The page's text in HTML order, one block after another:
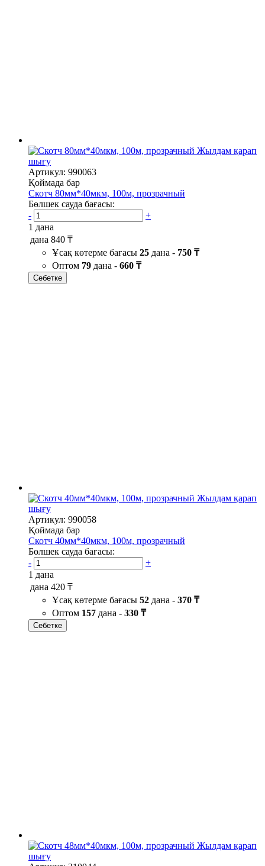
Жылдам қарап
шығу
Артикул: 990063
Қоймада бар
Скотч 80мм*40мкм, 100м, прозрачный
Бөлшек сауда бағасы:
-
+
1 дана
дана 840 ₸
Ұсақ көтерме бағасы 25 дана - 750 ₸
Оптом 79 дана - 660 ₸
Себетке
Жылдам қарап
шығу
Артикул: 990058
Қоймада бар
Скотч 40мм*40мкм, 100м, прозрачный
Бөлшек сауда бағасы:
-
+
1 дана
дана 420 ₸
Ұсақ көтерме бағасы 52 дана - 370 ₸
Оптом 157 дана - 330 ₸
Себетке
Жылдам қарап
шығу